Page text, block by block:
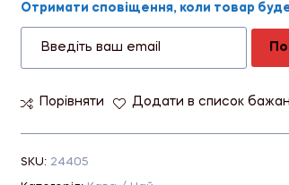
Отримати сповіщення, коли товар
Порівняти Додати в список
SKU: 24405